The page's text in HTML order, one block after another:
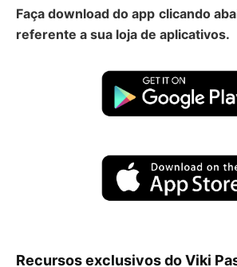
Faça download do app clicando
referente a sua loja de aplicativos.
Recursos exclusivos do Viki